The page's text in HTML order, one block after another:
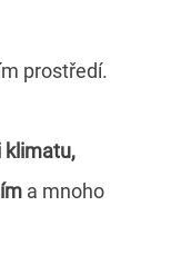
prostředí.
klimatu,
a mnoho